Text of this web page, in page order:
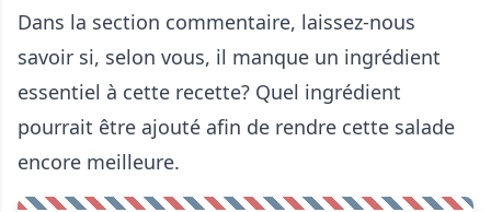
Dans la section commentaire, laissez-nous
savoir si, selon vous, il manque un ingrédient
essentiel à cette recette? Quel ingrédient
pourrait être ajouté afin de rendre cette salade
encore meilleure.